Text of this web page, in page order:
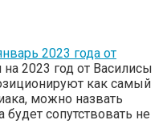
2023 года от
на 2023 год от Василисы
как самый
можно назвать
сопутствовать не